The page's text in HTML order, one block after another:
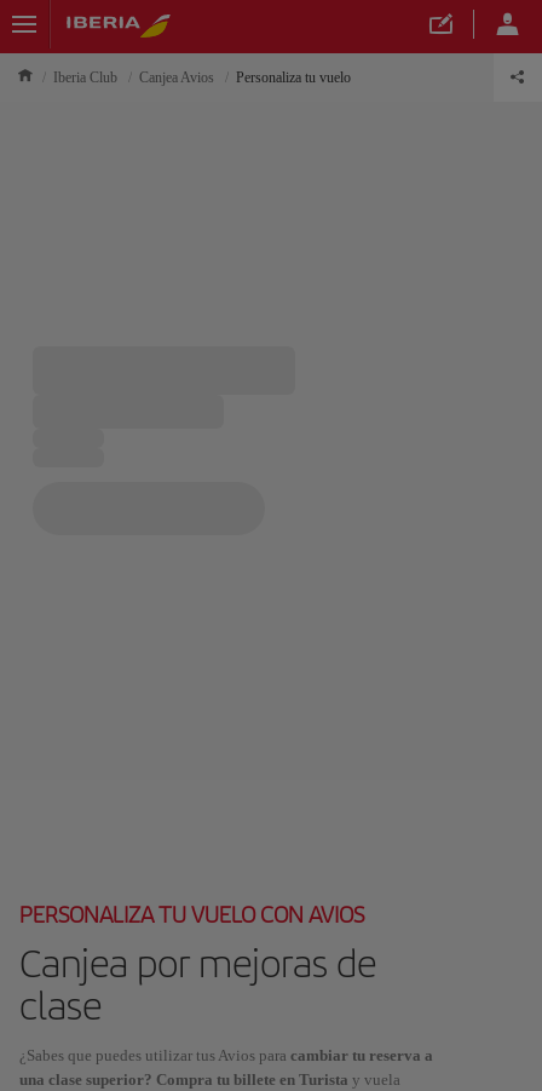
Iberia Club Canjea Avios Personaliza tu vuelo
PERSONALIZA TU VUELO CON AVIOS
Canjea por mejoras de
clase
¿Sabes que puedes utilizar tus Avios para cambiar tu reserva a
una clase superior? Compra tu billete en Turista y vuela